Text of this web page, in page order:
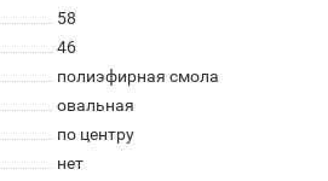
58
46
полиэфирная смола
овальная
по центру
нет